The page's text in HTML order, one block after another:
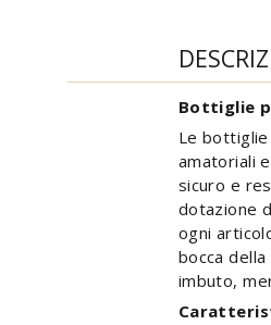
Bottiglie
Le
amatoriali
sicuro e
dotazione
ogni
bocca
imbuto,